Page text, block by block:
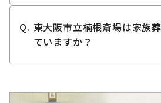
東大阪市立楠根斎場は家族
ていますか？